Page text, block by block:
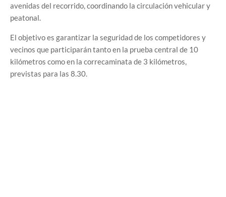
avenidas del recorrido, coordinando la circulación vehicular y
peatonal.
El objetivo es garantizar la seguridad de los competidores y
vecinos que participarán tanto en la prueba central de 10
kilómetros como en la correcaminata de 3 kilómetros,
previstas para las 8.30.